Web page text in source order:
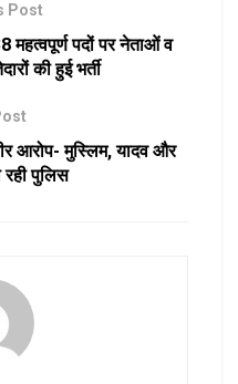
Post
महत्वपूर्ण पदों पर नेताओं व
की हुई भर्ती
आरोप- मुस्लिम, यादव और
रही पुलिस